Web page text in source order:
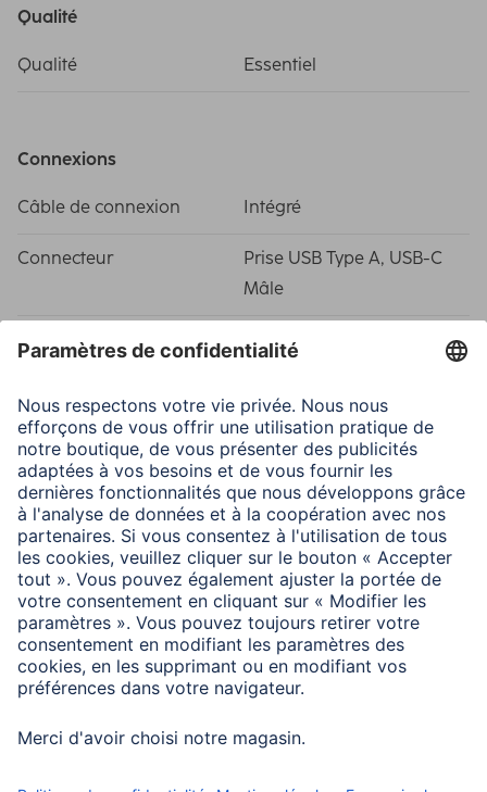
Qualité
Qualité Essentiel
Connexions
Câble de connexion Intégré
Connecteur
Prise USB Type A, USB-C
Mâle
Détails de la connexion
1x SD / SD/HC/XC / max. 2
microSD/HC/XC / max. 2
TB, 3x USB-A / USB 3.2
Gen1 / max. 5 Gbit/s
Configuration minimale requise
Système d’exploitation : Windows 11/10/8/7 et MAC OS
à partir de 10.8